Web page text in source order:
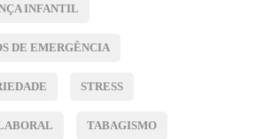
INFANTIL
DE EMERGÊNCIA
STRESS
TABAGISMO